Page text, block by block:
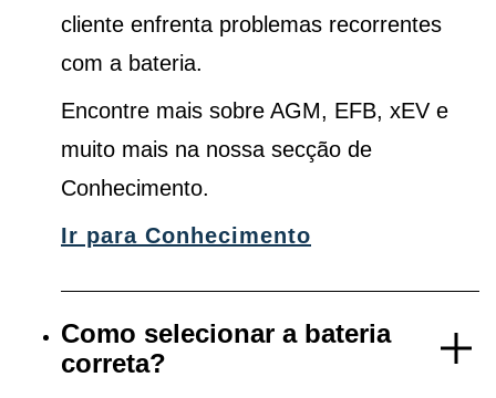
cliente enfrenta problemas recorrentes
com a bateria.
Encontre mais sobre AGM, EFB, xEV e
muito mais na nossa secção de
Conhecimento.
Ir para Conhecimento
Como selecionar a bateria
correta?